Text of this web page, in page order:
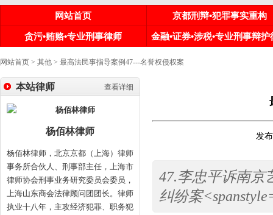
网站首页
京都刑辩•犯罪事实重构
贪污•贿赂•专业刑事律师
金融•证券•涉税•专业刑事辩护
网站首页 > 其他 > 最高法民事指导案例47---名誉权侵权案
查看详细
本站律师
杨佰林律师
杨佰林律师，北京京都（上海）律师
事务所合伙人、刑事部主任，上海市
律师协会刑事业务研究委员会委员，
上海山东商会法律顾问团团长。律师
执业十八年，主攻经济犯罪、职务犯
发
47.李忠平诉南京
纠纷案